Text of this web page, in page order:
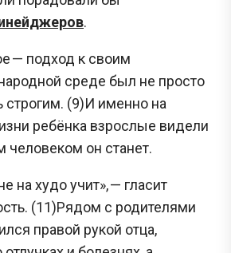
.
— подход к своим
среде был не просто
строгим. (9)И именно на
ребёнка взрослые видели
человеком он станет.
на худо учит», — гласит
(11)Рядом с родителями
правой рукой отца,